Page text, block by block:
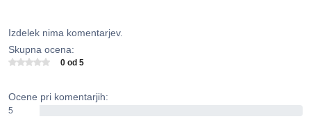
Izdelek nima komentarjev.
Skupna ocena:
0 od 5
Ocene pri komentarjih:
5